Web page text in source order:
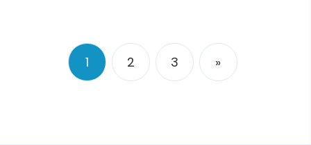
1 2 3 »